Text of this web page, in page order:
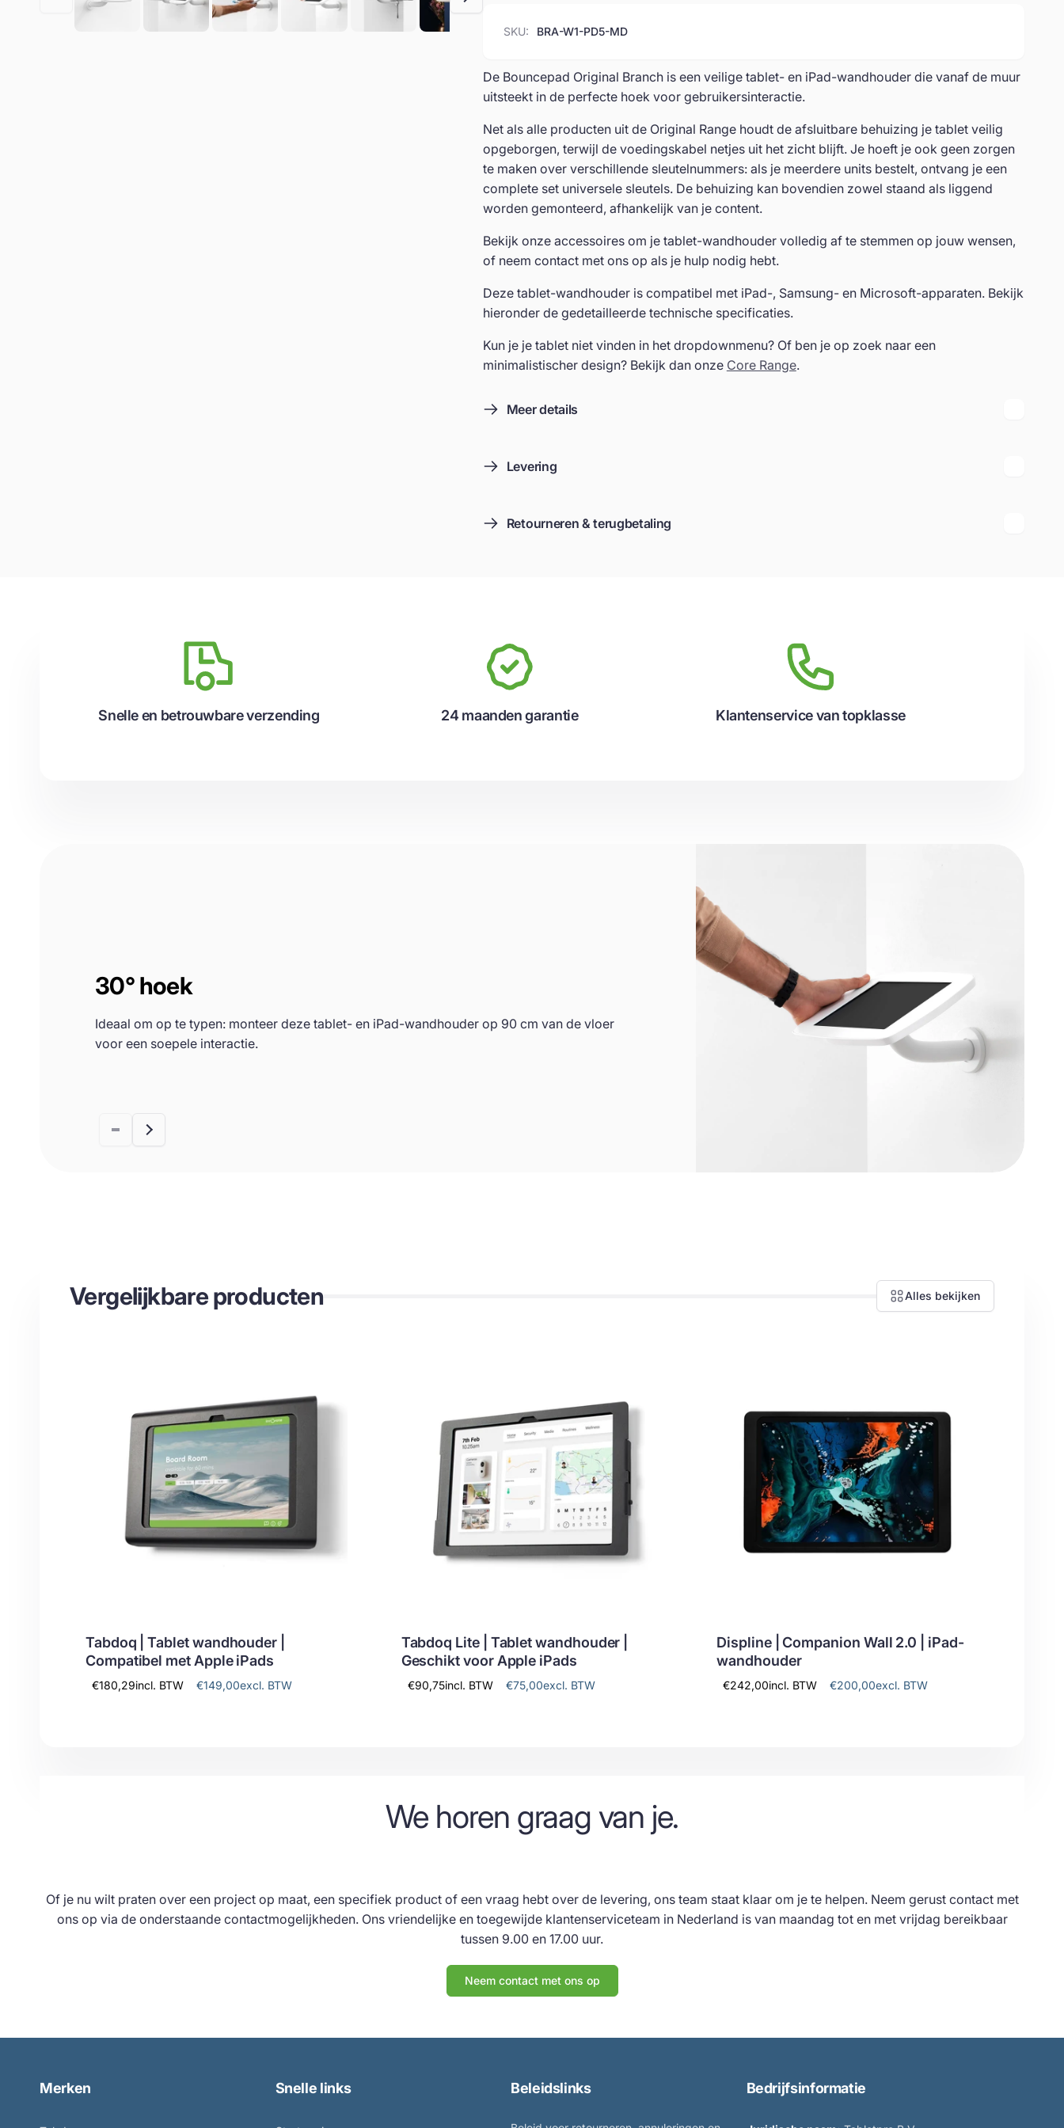
wandhouder
SKU: BRA-W1-PD5-MD
De Bouncepad Original Branch is een veilige tablet- en iPad-wandhouder die vanaf de muur
uitsteekt in de perfecte hoek voor gebruikersinteractie.
Net als alle producten uit de Original Range houdt de afsluitbare behuizing je tablet veilig
opgeborgen, terwijl de voedingskabel netjes uit het zicht blijft. Je hoeft je ook geen zorgen
te maken over verschillende sleutelnummers: als je meerdere units bestelt, ontvang je een
complete set universele sleutels. De behuizing kan bovendien zowel staand als liggend
worden gemonteerd, afhankelijk van je content.
Bekijk onze accessoires om je tablet-wandhouder volledig af te stemmen op jouw wensen,
of neem contact met ons op als je hulp nodig hebt.
Deze tablet-wandhouder is compatibel met iPad-, Samsung- en Microsoft-apparaten. Bekijk
hieronder de gedetailleerde technische specificaties.
Kun je je tablet niet vinden in het dropdownmenu? Of ben je op zoek naar een
minimalistischer design? Bekijk dan onze Core Range.
Meer details
Levering
Retourneren & terugbetaling
Snelle en betrouwbare verzending 24 maanden garantie Klantenservice van topklasse
30° hoek
Ideaal om op te typen: monteer deze tablet- en iPad-wandhouder op 90 cm van de vloer
voor een soepele interactie.
Vergelijkbare producten Alles bekijken
Tabdoq | Tablet wandhouder |
Compatibel met Apple iPads
€180,29incl. BTW €149,00excl. BTW
Tabdoq Lite | Tablet wandhouder |
Geschikt voor Apple iPads
€90,75incl. BTW €75,00excl. BTW
Displine | Companion Wall 2.0 | iPad-
wandhouder
€242,00incl. BTW €200,00excl. BTW
We horen graag van je.
Of je nu wilt praten over een project op maat, een specifiek product of een vraag hebt over de levering, ons team staat klaar om je te helpen. Neem gerust contact met
ons op via de onderstaande contactmogelijkheden. Ons vriendelijke en toegewijde klantenserviceteam in Nederland is van maandag tot en met vrijdag bereikbaar
tussen 9.00 en 17.00 uur.
Neem contact met ons op
Merken Snelle links Beleidslinks Bedrijfsinformatie